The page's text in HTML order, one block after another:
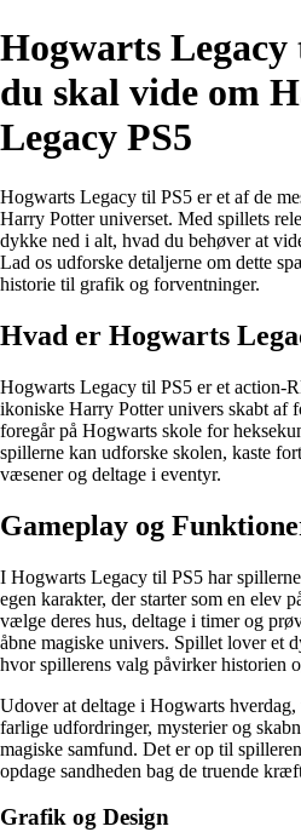
Hogwarts
du skal vide om
Legacy PS5
Hogwarts Legacy til PS5 er et af de
Harry Potter universet. Med spillets
dykke ned i alt, hvad du behøver at
Lad os udforske detaljerne om dette
historie til grafik og forventninger.
Hvad er Hogwarts
Hogwarts Legacy til PS5 er et action-
ikoniske Harry Potter univers skabt af
foregår på Hogwarts skole for
spillerne kan udforske skolen, kaste
væsener og deltage i eventyr.
Gameplay og
I Hogwarts Legacy til PS5 har
egen karakter, der starter som en elev
vælge deres hus, deltage i timer og
åbne magiske univers. Spillet lover et
hvor spillerens valg påvirker historien
Udover at deltage i Hogwarts
farlige udfordringer, mysterier og
magiske samfund. Det er op til
opdage sandheden bag de truende
Grafik og Design